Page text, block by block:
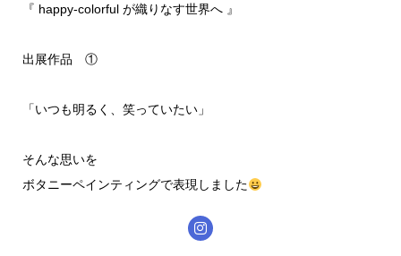
『 happy-colorful が織りなす世界へ 』
出展作品 ①
「いつも明るく、笑っていたい」
そんな思いを
ボタニーペインティングで表現しました